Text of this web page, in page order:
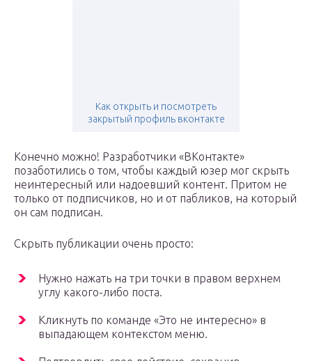
Как открыть и посмотреть
закрытый профиль вконтакте
Конечно можно! Разработчики «ВКонтакте»
позаботились о том, чтобы каждый юзер мог скрыть
неинтересный или надоевший контент. Притом не
только от подписчиков, но и от пабликов, на который
он сам подписан.
Скрыть публикации очень просто:
Нужно нажать на три точки в правом верхнем
углу какого-либо поста.
Кликнуть по команде «Это не интересно» в
выпадающем контекстом меню.